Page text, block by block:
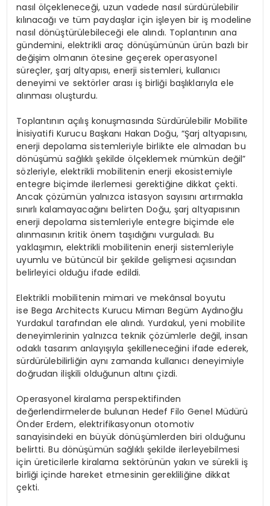
nasıl ölçekleneceği, uzun vadede nasıl sürdürülebilir
kılınacağı ve tüm paydaşlar için işleyen bir iş modeline
nasıl dönüştürülebileceği ele alındı. Toplantının ana
gündemini, elektrikli araç dönüşümünün ürün bazlı bir
değişim olmanın ötesine geçerek operasyonel
süreçler, şarj altyapısı, enerji sistemleri, kullanıcı
deneyimi ve sektörler arası iş birliği başlıklarıyla ele
alınması oluşturdu.
Toplantının açılış konuşmasında Sürdürülebilir Mobilite
İnisiyatifi Kurucu Başkanı Hakan Doğu, “Şarj altyapısını,
enerji depolama sistemleriyle birlikte ele almadan bu
dönüşümü sağlıklı şekilde ölçeklemek mümkün değil”
sözleriyle, elektrikli mobilitenin enerji ekosistemiyle
entegre biçimde ilerlemesi gerektiğine dikkat çekti.
Ancak çözümün yalnızca istasyon sayısını artırmakla
sınırlı kalamayacağını belirten Doğu, şarj altyapısının
enerji depolama sistemleriyle entegre biçimde ele
alınmasının kritik önem taşıdığını vurguladı. Bu
yaklaşımın, elektrikli mobilitenin enerji sistemleriyle
uyumlu ve bütüncül bir şekilde gelişmesi açısından
belirleyici olduğu ifade edildi.
Elektrikli mobilitenin mimari ve mekânsal boyutu
ise Bega Architects Kurucu Mimarı Begüm Aydınoğlu
Yurdakul tarafından ele alındı. Yurdakul, yeni mobilite
deneyimlerinin yalnızca teknik çözümlerle değil, insan
odaklı tasarım anlayışıyla şekilleneceğini ifade ederek,
sürdürülebilirliğin aynı zamanda kullanıcı deneyimiyle
doğrudan ilişkili olduğunun altını çizdi.
Operasyonel kiralama perspektifinden
değerlendirmelerde bulunan Hedef Filo Genel Müdürü
Önder Erdem, elektrifikasyonun otomotiv
sanayisindeki en büyük dönüşümlerden biri olduğunu
belirtti. Bu dönüşümün sağlıklı şekilde ilerleyebilmesi
için üreticilerle kiralama sektörünün yakın ve sürekli iş
birliği içinde hareket etmesinin gerekliliğine dikkat
çekti.